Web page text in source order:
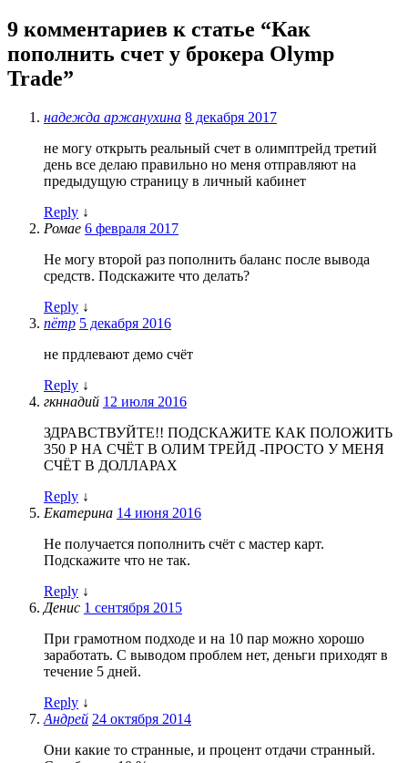
9 комментариев к статье “Как
пополнить счет у брокера Olymp
Trade”
надежда аржанухина 8 декабря 2017
не могу открыть реальный счет в олимптрейд третий
день все делаю правильно но меня отправляют на
предыдущую страницу в личный кабинет
Reply ↓
Ромае 6 февраля 2017
Не могу второй раз пополнить баланс после вывода
средств. Подскажите что делать?
Reply ↓
пётр 5 декабря 2016
не прдлевают демо счёт
Reply ↓
гкннадий 12 июля 2016
ЗДРАВСТВУЙТЕ!! ПОДСКАЖИТЕ КАК ПОЛОЖИТЬ
350 Р НА СЧЁТ В ОЛИМ ТРЕЙД -ПРОСТО У МЕНЯ
СЧЁТ В ДОЛЛАРАХ
Reply ↓
Екатерина 14 июня 2016
Не получается пополнить счёт с мастер карт.
Подскажите что не так.
Reply ↓
Денис 1 сентября 2015
При грамотном подходе и на 10 пар можно хорошо
заработать. С выводом проблем нет, деньги приходят в
течение 5 дней.
Reply ↓
Андрей 24 октября 2014
Они какие то странные, и процент отдачи странный.